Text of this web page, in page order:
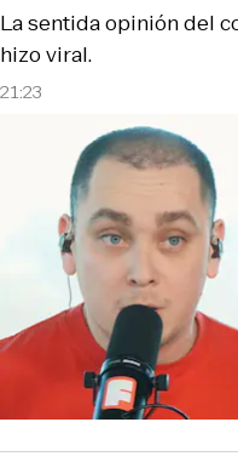
21:23
La sentida opinión del
hizo viral.